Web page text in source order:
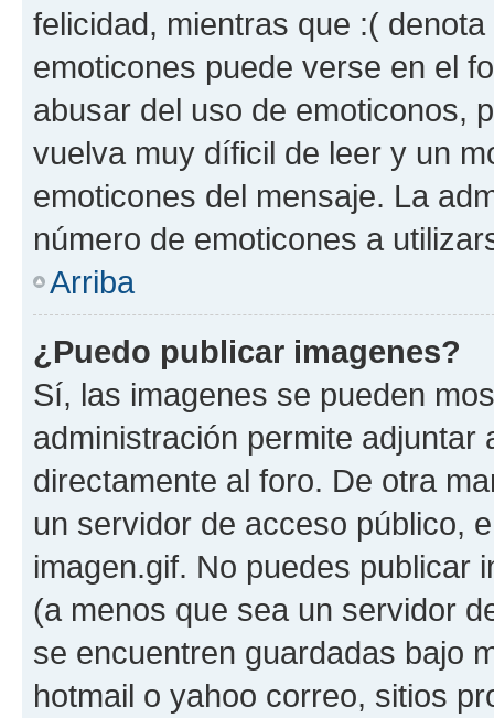
felicidad, mientras que :(
emoticones puede verse en el
abusar del uso de emoticonos,
vuelva muy díficil de leer y un
emoticones del mensaje. La
número de emoticones a
Arriba
¿Puedo publicar imagenes?
Sí, las imagenes se pueden
administración permite
directamente al foro. De otra
un servidor de acceso público,
imagen.gif. No puedes publicar
(a menos que sea un servidor
se encuentren guardadas bajo
hotmail o yahoo correo, sitios